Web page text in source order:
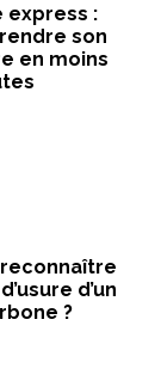
express :
son
en moins
d’un
?